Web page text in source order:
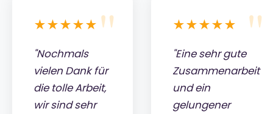
★★★★★
"Nochmals
vielen Dank für
die tolle Arbeit,
wir sind sehr
★★★★★
"Eine sehr gute
Zusammenarbeit
und ein
gelungener